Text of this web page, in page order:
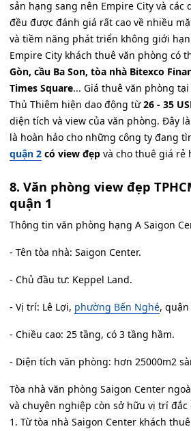
sản hạng sang nên Empire City và các
đều được đánh giá rất cao về nhiều
và tiềm năng phát triển không giới
Empire City khách thuê văn phòng có
Gòn, cầu Ba Son, tòa nhà Bitexco
Times Square... Giá thuê văn phòng
Thủ Thiêm hiện dao động từ26 - 35
diện tích và view của văn phòng. Đây
là hoàn hảo cho những công ty đang
quận 2 có view đẹp và cho thuê giá rẻ
8. Văn phòng view đẹp
quận 1
Thông tin văn phòng hạng A Saigon
- Tên tòa nhà: Saigon Center.
- Chủ đầu tư: Keppel Land.
- Vị trí: Lê Lợi, phường Bến Nghé, quận
- Chiều cao: 25 tầng, có 3 tầng hầm.
- Diện tích văn phòng: hơn 25000m2
Tòa nhà văn phòng Saigon Center
và chuyên nghiệp còn sở hữu vị trí
1. Từ tòa nhà Saigon Center khách